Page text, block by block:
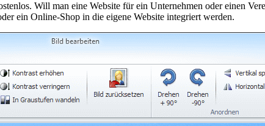
Will man eine Website für ein Unternehmen oder einen
ein Online-Shop in die eigene Website integriert werden.